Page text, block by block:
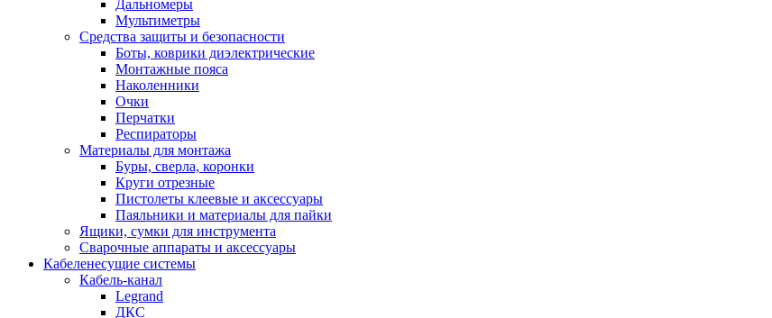
Дальномеры
Мультиметры
Средства защиты и безопасности
Боты, коврики диэлектрические
Монтажные пояса
Наколенники
Очки
Перчатки
Респираторы
Материалы для монтажа
Буры, сверла, коронки
Круги отрезные
Пистолеты клеевые и аксессуары
Паяльники и материалы для пайки
Ящики, сумки для инструмента
Сварочные аппараты и аксессуары
Кабеленесущие системы
Кабель-канал
Legrand
ДКС